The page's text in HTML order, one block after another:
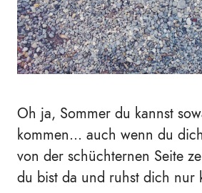
Oh ja, Sommer du kannst
kommen... auch wenn du
von der schüchternen Seite
du bist da und ruhst dich nur